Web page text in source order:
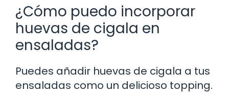
¿Cómo puedo incorporar
huevas de cigala en
ensaladas?
Puedes añadir huevas de cigala a tus
ensaladas como un delicioso topping.